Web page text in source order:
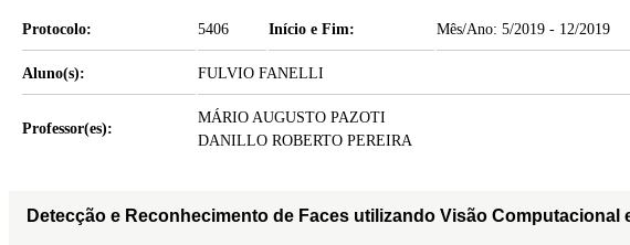
Protocolo: 5406 Início e Fim: Mês/Ano: 5/2019 - 12/2019
Aluno(s): FULVIO FANELLI
Professor(es):
MÁRIO AUGUSTO PAZOTI
DANILLO ROBERTO PEREIRA
Detecção e Reconhecimento de Faces utilizando Visão